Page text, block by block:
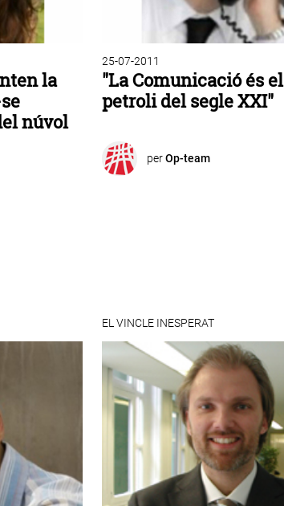
la
núvol
25-07-2011
"La Comunicació és el
petroli del segle XXI"
perOp-team
EL VINCLE INESPERAT